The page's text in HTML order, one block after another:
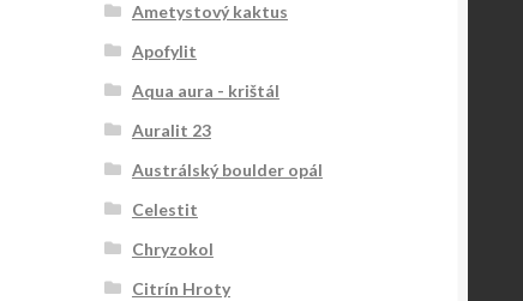
Ametystový kaktus
Apofylit
Aqua aura - krištál
Auralit 23
Austrálský boulder opál
Celestit
Chryzokol
Citrín Hroty